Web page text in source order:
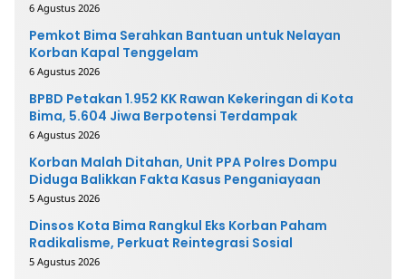
6 Agustus 2026
Pemkot Bima Serahkan Bantuan untuk Nelayan
Korban Kapal Tenggelam
6 Agustus 2026
BPBD Petakan 1.952 KK Rawan Kekeringan di Kota
Bima, 5.604 Jiwa Berpotensi Terdampak
6 Agustus 2026
Korban Malah Ditahan, Unit PPA Polres Dompu
Diduga Balikkan Fakta Kasus Penganiayaan
5 Agustus 2026
Dinsos Kota Bima Rangkul Eks Korban Paham
Radikalisme, Perkuat Reintegrasi Sosial
5 Agustus 2026